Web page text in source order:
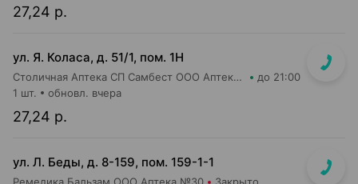
27,24 р.
ул. Я. Коласа, д. 51/1, пом. 1Н
Столичная Аптека СП Самбест ООО Аптека №1 до 21:00
27,24 р.
1 шт. обновл. вчера
ул. Л. Беды, д. 8-159, пом. 159-1-1